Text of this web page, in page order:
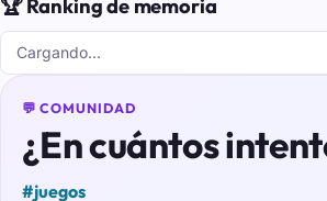
🏆 Ranking de memoria
Cargando…
💬 COMUNIDAD
¿En cuántos
#juegos